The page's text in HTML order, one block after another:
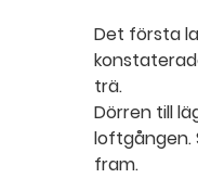
Det första
trä.
Dörren till
loftgången.
fram.